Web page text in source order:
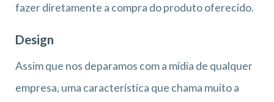
fazer diretamente a compra do produto oferecido.
Design
Assim que nos deparamos com a mídia de qualquer
empresa, uma característica que chama muito a